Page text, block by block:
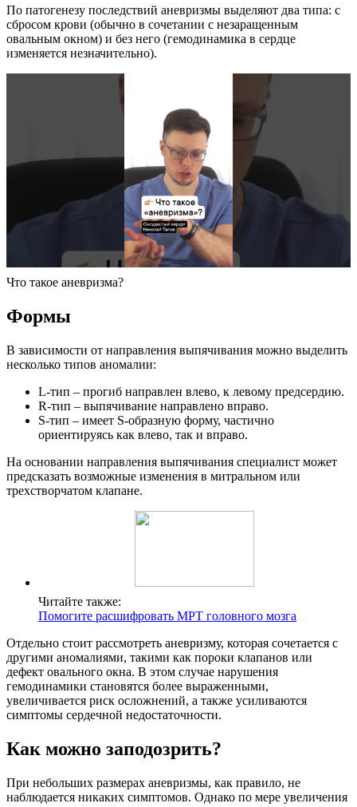
По патогенезу последствий аневризмы выделяют два типа: с
сбросом крови (обычно в сочетании с незаращенным
овальным окном) и без него (гемодинамика в сердце
изменяется незначительно).
Что такое аневризма?
Формы
В зависимости от направления выпячивания можно выделить
несколько типов аномалии:
L-тип – прогиб направлен влево, к левому предсердию.
R-тип – выпячивание направлено вправо.
S-тип – имеет S-образную форму, частично
ориентируясь как влево, так и вправо.
На основании направления выпячивания специалист может
предсказать возможные изменения в митральном или
трехстворчатом клапане.
Читайте также:
Помогите расшифровать МРТ головного мозга
Отдельно стоит рассмотреть аневризму, которая сочетается с
другими аномалиями, такими как пороки клапанов или
дефект овального окна. В этом случае нарушения
гемодинамики становятся более выраженными,
увеличивается риск осложнений, а также усиливаются
симптомы сердечной недостаточности.
Как можно заподозрить?
При небольших размерах аневризмы, как правило, не
наблюдается никаких симптомов. Однако по мере увеличения